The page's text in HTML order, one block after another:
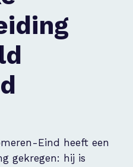
Eind heeft een
gekregen: hij is